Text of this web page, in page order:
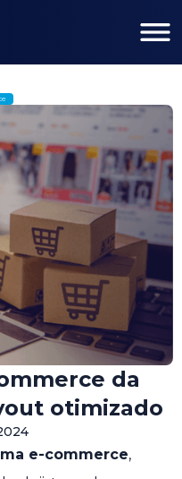
da
otimizado
e-commerce,